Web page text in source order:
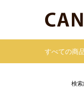
すべての商
検